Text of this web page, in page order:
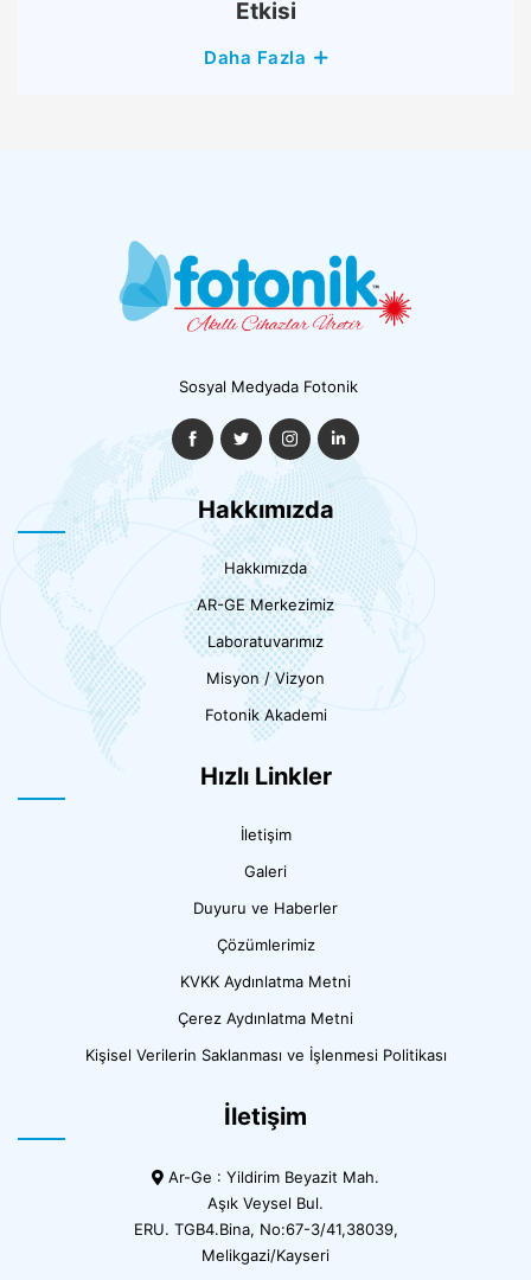
Etkisi
Daha Fazla
Sosyal Medyada Fotonik
Hakkımızda
Hakkımızda
AR-GE Merkezimiz
Laboratuvarımız
Misyon / Vizyon
Fotonik Akademi
Hızlı Linkler
İletişim
Galeri
Duyuru ve Haberler
Çözümlerimiz
KVKK Aydınlatma Metni
Çerez Aydınlatma Metni
Kişisel Verilerin Saklanması ve İşlenmesi Politikası
İletişim
Ar-Ge : Yildirim Beyazit Mah.
Aşık Veysel Bul.
ERU. TGB4.Bina, No:67-3/41,38039,
Melikgazi/Kayseri